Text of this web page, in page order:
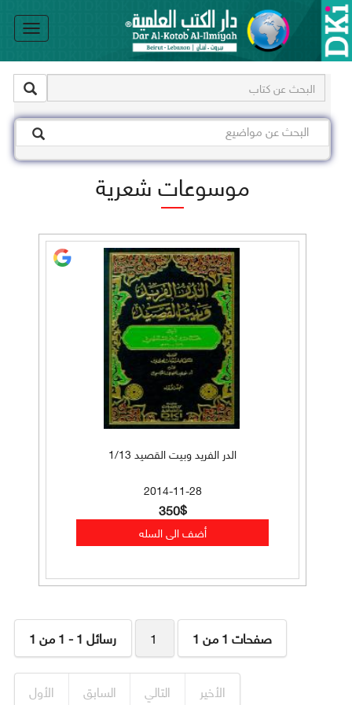
موسوعات شعرية
الدر الفريد وبيت القصيد 1/13
2014-11-28
350$
رسائل 1 - 1 من 1 1 صفحات 1 من 1
الأول السابق التالي الأخير